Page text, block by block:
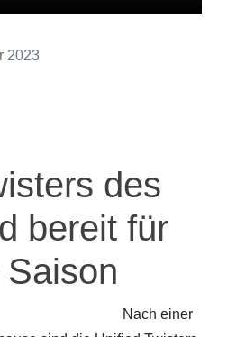
2023
des
bereit für
Nach einer